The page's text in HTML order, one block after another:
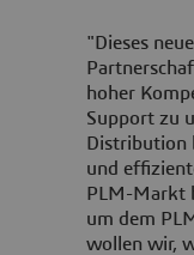
"Dieses
hoher
Support zu
Distribution
und
PLM-Markt
um dem
wollen wir,